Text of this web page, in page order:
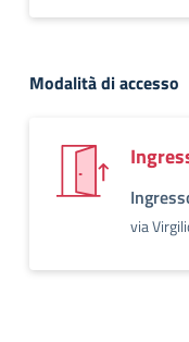
Modalità di accesso
via